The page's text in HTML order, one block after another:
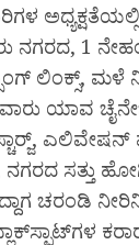
ನಗರದ, 1
ಲಿಂಕ್ಸ್, ಮಳೆ
ಯಾವ
ಸತ್ತು
ಚರಂಡಿ